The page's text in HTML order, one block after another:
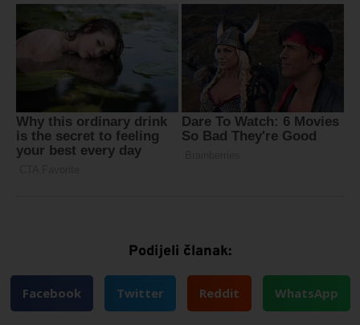
Podijeli članak:
Facebook Twitter Reddit WhatsApp